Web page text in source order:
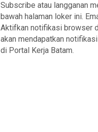
Subscribe atau langganan
bawah halaman loker ini.
Aktifkan notifikasi browser
akan mendapatkan
di Portal Kerja Batam.